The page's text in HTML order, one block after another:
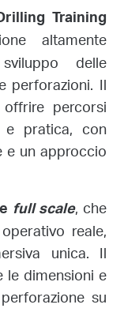
Training
altamente
delle
perforazioni. Il
percorsi
pratica, con
un approccio
full scale, che
reale,
unica. Il
dimensioni e
su